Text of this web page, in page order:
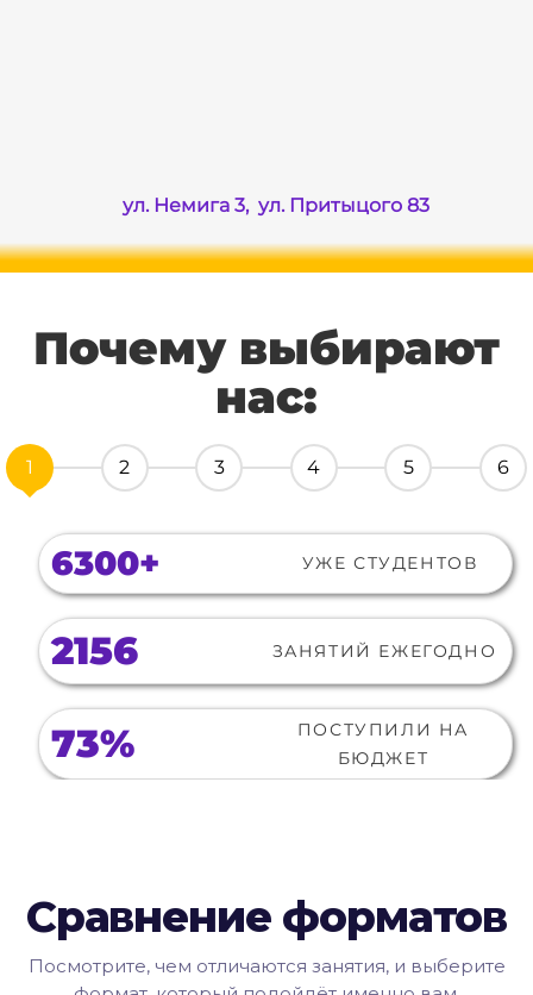
ул. Немига 3, ул. Притыцого 83
Почему выбирают
нас:
1 2 3 4 5 6
В 7-8 классах
цель — полюбить предмет и
перестать бояться ошибок.
школьную программу и подготовиться к
экзаменам.
В 10–11 классах
— системная подготовка к
ЦТ/ЦЭ и поступлению в ВУЗ.
Сравнение форматов
Посмотрите, чем отличаются занятия, и выберите